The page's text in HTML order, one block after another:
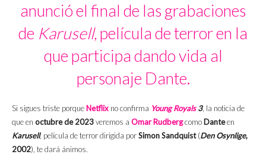
anunció el final de las grabaciones
de Karusell,película de terror en la
que participa dando vida al
personaje Dante.
Si sigues triste porque Netflix no confirma Young Royals3, la noticia de
que en octubre de 2023veremos a Omar Rudbergcomo Danteen
Karusell, película de terror dirigida porSimon Sandquist(Den Osynlige,
2002), te dará ánimos.